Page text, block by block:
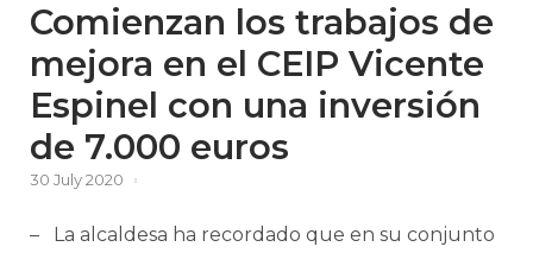
Comienzan los trabajos de
mejora en el CEIP Vicente
Espinel con una inversión
de 7.000 euros
30 July 2020
– La alcaldesa ha recordado que en su conjunto